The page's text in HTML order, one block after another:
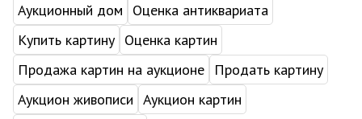
Аукционный дом
Оценка антиквариата
Купить картину Оценка картин
Продажа картин на аукционе
Продать картину
Аукцион живописи Аукцион картин